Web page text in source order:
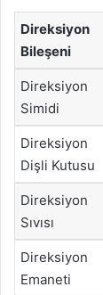
Direksiyon
Bileşeni
Direksiyon
Simidi
Direksiyon
Dişli Kutusu
Direksiyon
Sıvısı
Direksiyon
Emaneti